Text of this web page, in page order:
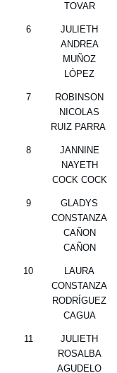
TOVAR
6
JULIETH
ANDREA
MUÑOZ
LÓPEZ
7
ROBINSON
NICOLAS
RUIZ PARRA
8
JANNINE
NAYETH
COCK COCK
9
GLADYS
CONSTANZA
CAÑON
CAÑON
10
LAURA
CONSTANZA
RODRÍGUEZ
CAGUA
11
JULIETH
ROSALBA
AGUDELO